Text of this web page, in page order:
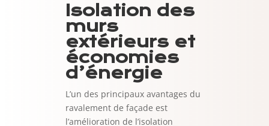
Isolation des
murs
extérieurs et
économies
d’énergie
L’un des principaux avantages du
ravalement de façade est
l’amélioration de l’isolation